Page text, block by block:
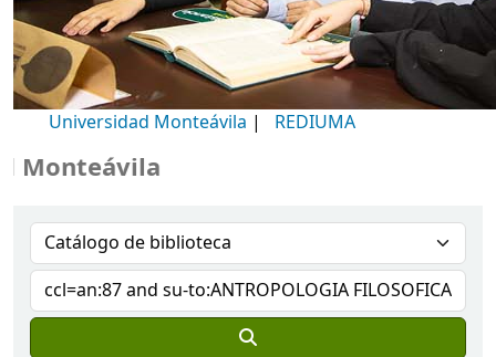
Universidad Monteávila | REDIUMA